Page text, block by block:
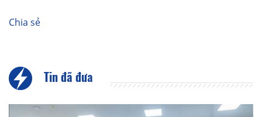
Chia sẻ
Tin đã đưa